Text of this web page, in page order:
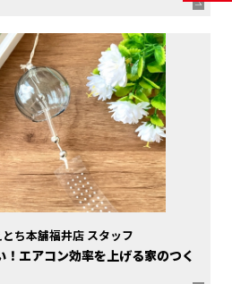
とち本舗福井店 スタッフ
！エアコン効率を上げる家のつく